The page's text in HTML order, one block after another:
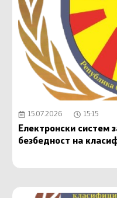
15.07.2026 15:15
Електронски систем
безбедност на